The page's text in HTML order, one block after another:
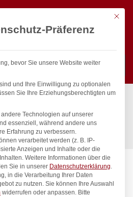
Suchen
Gastro Geräte für Profis
/
Aufbewahrungsbehälter, HENDI,
Mit
Präferenz
bevor Sie unsere Website weiter
und Ihre Einwilligung zu optionalen
Sie Ihre Erziehungsberechtigten um
Technologien auf unserer
essenziell, während andere uns
Erfahrung zu verbessern.
verarbeitet werden (z. B. IP-
Anzeigen und Inhalte oder die
Weitere Informationen über die
Sie in unserer Datenschutzerklärung.
in die Verarbeitung Ihrer Daten
zu nutzen. Sie können Ihre Auswahl
widerrufen oder anpassen. Bitte